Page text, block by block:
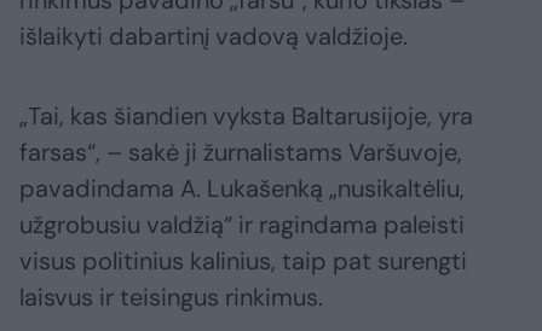
išlaikyti dabartinį vadovą valdžioje.
„Tai, kas šiandien vyksta Baltarusijoje, yra
farsas“, – sakė ji žurnalistams Varšuvoje,
pavadindama A. Lukašenką „nusikaltėliu,
užgrobusiu valdžią“ ir ragindama paleisti
visus politinius kalinius, taip pat surengti
laisvus ir teisingus rinkimus.